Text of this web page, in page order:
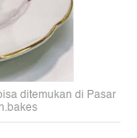
ditemukan di Pasar